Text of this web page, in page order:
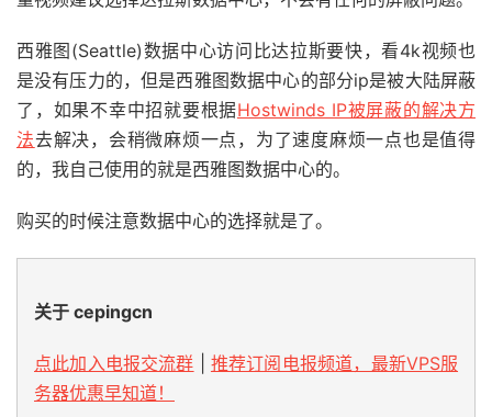
西雅图(Seattle)数据中心访问比达拉斯要快，看4k视频也
是没有压力的，但是西雅图数据中心的部分ip是被大陆屏蔽
了，如果不幸中招就要根据Hostwinds IP被屏蔽的解决方
法去解决，会稍微麻烦一点，为了速度麻烦一点也是值得
的，我自己使用的就是西雅图数据中心的。
购买的时候注意数据中心的选择就是了。
关于 cepingcn
点此加入电报交流群
推荐订阅电报频道，最新VPS服
务器优惠早知道！